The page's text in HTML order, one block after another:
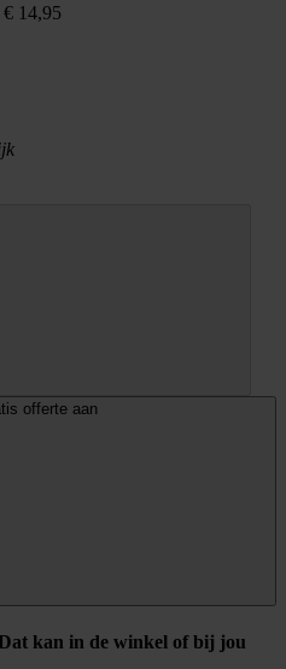
€ 14,95
offerte aan
kan in de winkel of bij jou